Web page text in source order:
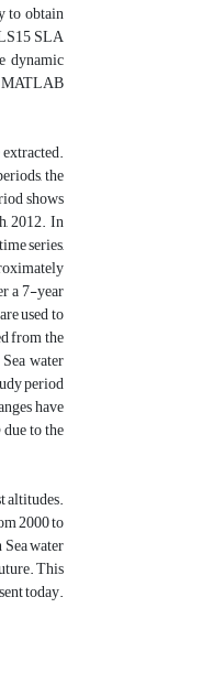
to obtain
SLA
dynamic
MATLAB
the
shows
2012. In
series,
a 7-year
used to
from the
water
period
have
to the
altitudes.
2000 to
water
This
today.